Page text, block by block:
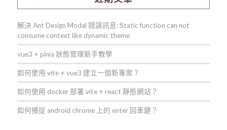
解決 Ant Design Modal 錯誤訊息: Static function can not
consume context like dynamic theme
vue3 + pinia 狀態管理新手教學
如何使用 vite + vue3 建立一個新專案？
如何使用 docker 部署 vite + react 靜態網站？
如何捕捉 android chrome 上的 enter 回車鍵？